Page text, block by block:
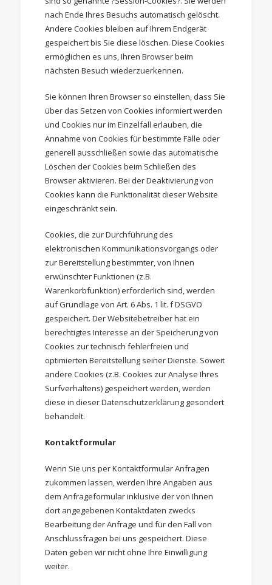
nach Ende Ihres Besuchs automatisch gelöscht.
Andere Cookies bleiben auf Ihrem Endgerät
gespeichert bis Sie diese löschen. Diese Cookies
ermöglichen es uns, Ihren Browser beim
nächsten Besuch wiederzuerkennen.
Sie können Ihren Browser so einstellen, dass Sie
über das Setzen von Cookies informiert werden
und Cookies nur im Einzelfall erlauben, die
Annahme von Cookies für bestimmte Fälle oder
generell ausschließen sowie das automatische
Löschen der Cookies beim Schließen des
Browser aktivieren. Bei der Deaktivierung von
Cookies kann die Funktionalität dieser Website
eingeschränkt sein.
Cookies, die zur Durchführung des
elektronischen Kommunikationsvorgangs oder
zur Bereitstellung bestimmter, von Ihnen
erwünschter Funktionen (z.B.
Warenkorbfunktion) erforderlich sind, werden
auf Grundlage von Art. 6 Abs. 1 lit. f DSGVO
gespeichert. Der Websitebetreiber hat ein
berechtigtes Interesse an der Speicherung von
Cookies zur technisch fehlerfreien und
optimierten Bereitstellung seiner Dienste. Soweit
andere Cookies (z.B. Cookies zur Analyse Ihres
Surfverhaltens) gespeichert werden, werden
diese in dieser Datenschutzerklärung gesondert
behandelt.
Kontaktformular
Wenn Sie uns per Kontaktformular Anfragen
zukommen lassen, werden Ihre Angaben aus
dem Anfrageformular inklusive der von Ihnen
dort angegebenen Kontaktdaten zwecks
Bearbeitung der Anfrage und für den Fall von
Anschlussfragen bei uns gespeichert. Diese
Daten geben wir nicht ohne Ihre Einwilligung
weiter.